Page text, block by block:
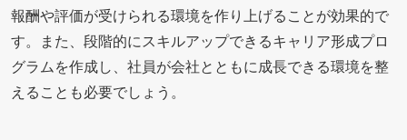
報酬や評価が受けられる環境を作り上げることが効果的で
す。また、段階的にスキルアップできるキャリア形成プロ
グラムを作成し、社員が会社とともに成長できる環境を整
えることも必要でしょう。